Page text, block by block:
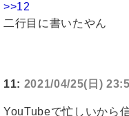
>>12
二行目に書いたやん
11: 2021/04/25(日)
YouTubeで忙しいから